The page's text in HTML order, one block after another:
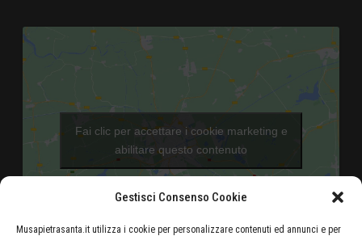
Gestisci Consenso Cookie
Musapietrasanta.it utilizza i cookie per personalizzare contenuti ed annunci e per
Fai clic per accettare i cookie marketing e
abilitare questo contenuto